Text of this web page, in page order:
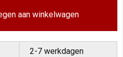
aan winkelwagen
2-7 werkdagen